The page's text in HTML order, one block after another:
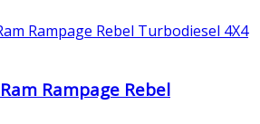
Ram Rampage Rebel